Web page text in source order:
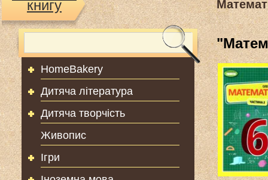
книгу
HomeBakery
Дитяча література
Дитяча творчість
Живопис
Ігри